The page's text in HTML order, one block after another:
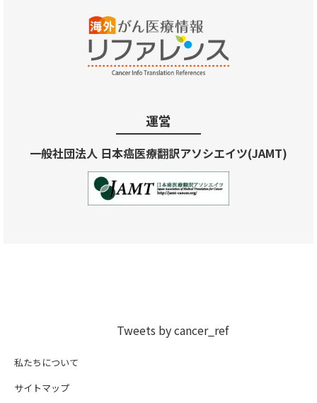
運営
一般社団法人 日本癌医療翻訳アソシエイツ(JAMT)
Tweets by cancer_ref
私たちについて
サイトマップ